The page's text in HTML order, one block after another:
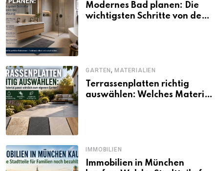
Modernes Bad planen: Die
wichtigsten Schritte von der
GARTEN,MATERIALIEN
Terrassenplatten richtig
auswählen: Welches Material
IMMOBILIEN
Immobilien in München